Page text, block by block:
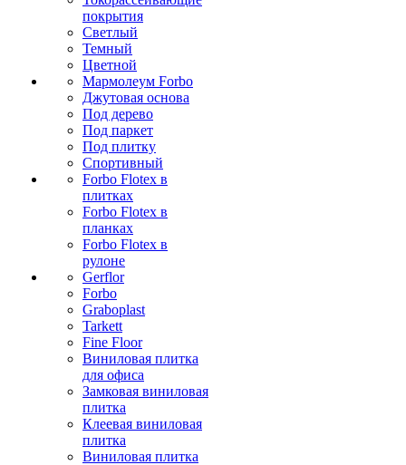
покрытия
Светлый
Темный
Цветной
Мармолеум Forbo
Джутовая основа
Под дерево
Под паркет
Под плитку
Спортивный
Forbo Flotex в
плитках
Forbo Flotex в
планках
Forbo Flotex в
рулоне
Gerflor
Forbo
Graboplast
Tarkett
Fine Floor
Виниловая плитка
для офиса
Замковая виниловая
плитка
Клеевая виниловая
плитка
Виниловая плитка